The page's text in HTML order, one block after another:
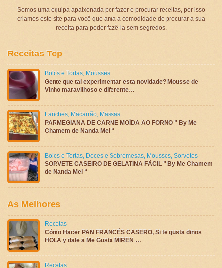
Somos uma equipa apaixonada por fazer e procurar receitas, por isso
criamos este site para você que ama a comodidade de procurar a sua
receita para poder fazê-la sem segredos.
Receitas Top
Bolos e Tortas, Mousses
Gente que tal experimentar esta novidade? Mousse de
Vinho maravilhoso e diferente…
Lanches, Macarrão, Massas
PARMEGIANA DE CARNE MOÍDA AO FORNO ” By Me
Chamem de Nanda Mel “
Bolos e Tortas, Doces e Sobremesas, Mousses, Sorvetes
SORVETE CASEIRO DE GELATINA FÁCIL ” By Me Chamem
de Nanda Mel “
As Melhores
Recetas
Cómo Hacer PAN FRANCÉS CASERO, Si te gusta dinos
HOLA y dale a Me Gusta MIREN …
Recetas